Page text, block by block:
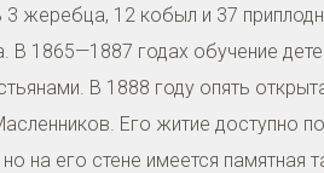
жеребца, 12 кобыл и 37
В 1865—1887 годах обучение
В 1888 году опять
Его житие доступно
на его стене имеется памятная